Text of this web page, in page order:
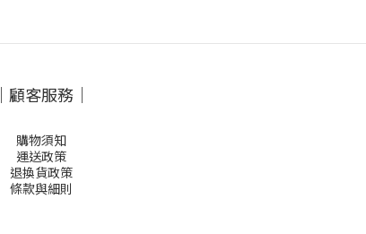
｜顧客服務｜
購物須知
運送政策
退換貨政策
條款與細則